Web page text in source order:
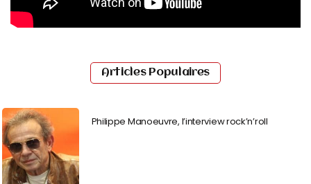
Articles Populaires
Philippe Manoeuvre, l’interview rock’n’roll